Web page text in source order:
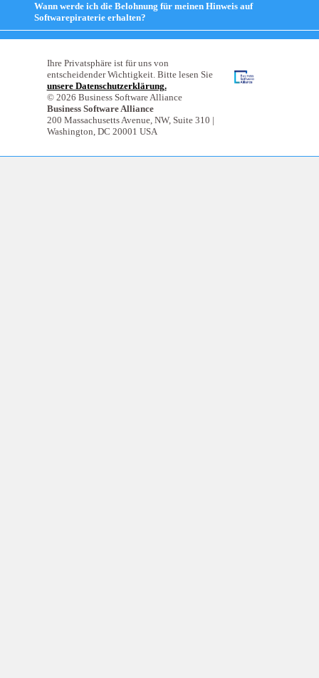
contents
Wann werde ich die Belohnung für meinen Hinweis auf
Softwarepiraterie erhalten?
to
expand
Ihre Privatsphäre ist für uns von
entscheidender Wichtigkeit. Bitte lesen Sie
unsere Datenschutzerklärung.
© 2026 Business Software Alliance
Business Software Alliance
200 Massachusetts Avenue, NW, Suite 310 |
Washington, DC 20001 USA